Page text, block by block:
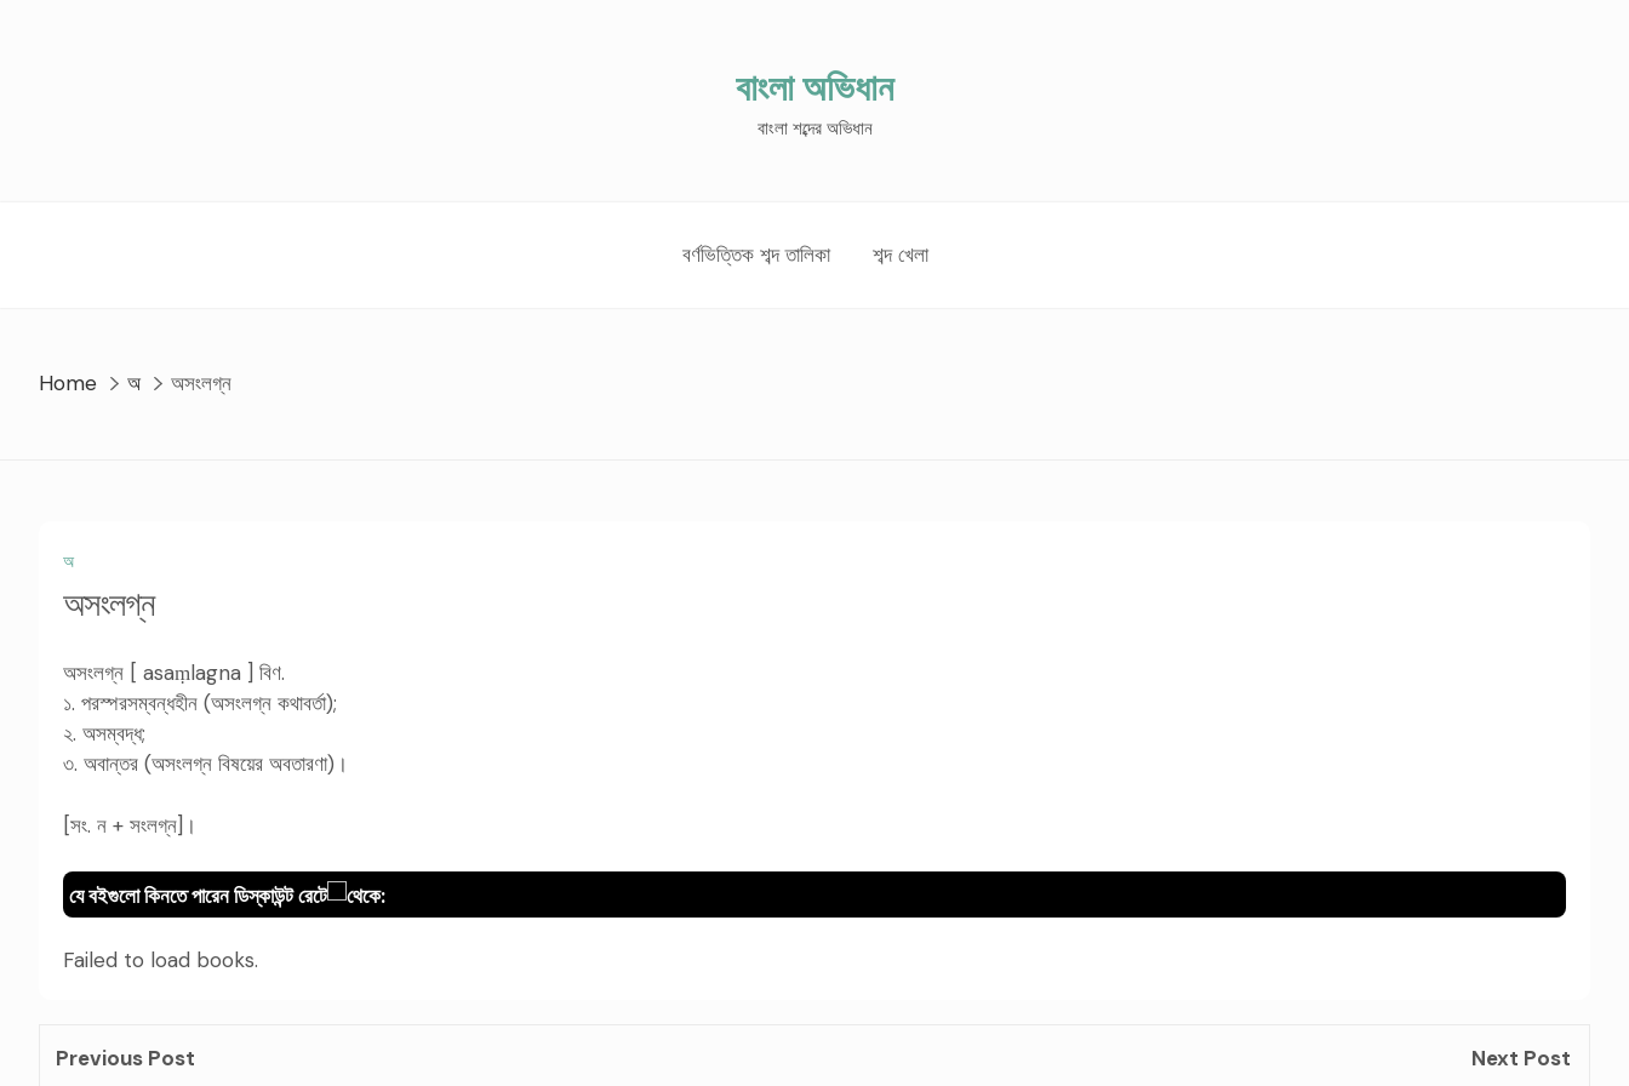
বাংলা অভিধান
বাংলা শব্দের অভিধান
বর্ণভিত্তিক শব্দ তালিকা শব্দ খেলা
Home অ অসংলগ্ন
অ
অসংলগ্ন
অসংলগ্ন [ asaṃlagna ] বিণ.
১. পরস্পরসম্বন্ধহীন (অসংলগ্ন কথাবর্তা);
২. অসম্বদ্ধ;
৩. অবান্তর (অসংলগ্ন বিষয়ের অবতারণা)।
[সং. ন + সংলগ্ন]।
যে বইগুলো কিনতে পারেন ডিস্কাউন্ট রেটে থেকে:
Failed to load books.
Previous Post Next Post